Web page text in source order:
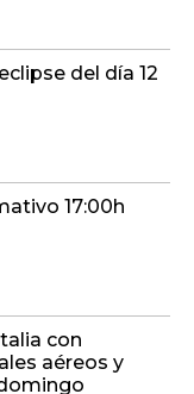
del día 12
17:00h
con
aéreos y